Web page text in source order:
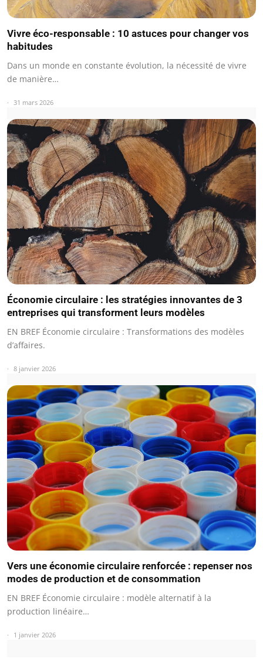
Vivre éco-responsable : 10 astuces pour changer vos
habitudes
Dans un monde en constante évolution, la nécessité de vivre
de manière…
31 mars 2026
Économie circulaire : les stratégies innovantes de 3
entreprises qui transforment leurs modèles
EN BREF Économie circulaire : Transformations des modèles
d’affaires.
8 janvier 2026
Vers une économie circulaire renforcée : repenser nos
modes de production et de consommation
EN BREF Économie circulaire : modèle alternatif à la
production linéaire…
1 janvier 2026